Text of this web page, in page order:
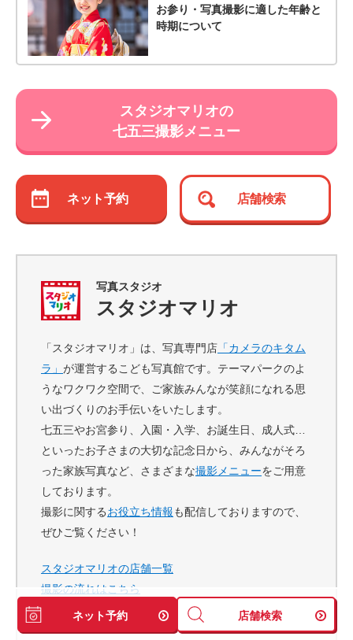
お参り・写真撮影に適した年齢と
時期について
スタジオマリオの
七五三撮影メニュー
ネット予約 店舗検索
写真スタジオ
スタジオマリオ
「スタジオマリオ」は、写真専門店 「カメラのキタム
ラ」 が運営するこども写真館です。テーマパークのよ
うなワクワク空間で、ご家族みんなが笑顔になれる思
い出づくりのお手伝いをいたします。
七五三やお宮参り、入園・入学、お誕生日、成人式…
といったお子さまの大切な記念日から、みんながそろ
った家族写真など、さまざまな撮影メニューをご用意
しております。
撮影に関するお役立ち情報も配信しておりますので、
ぜひご覧ください！
スタジオマリオの店舗一覧
撮影の流れはこちら
よくある質問はこちら
ネット予約 店舗検索